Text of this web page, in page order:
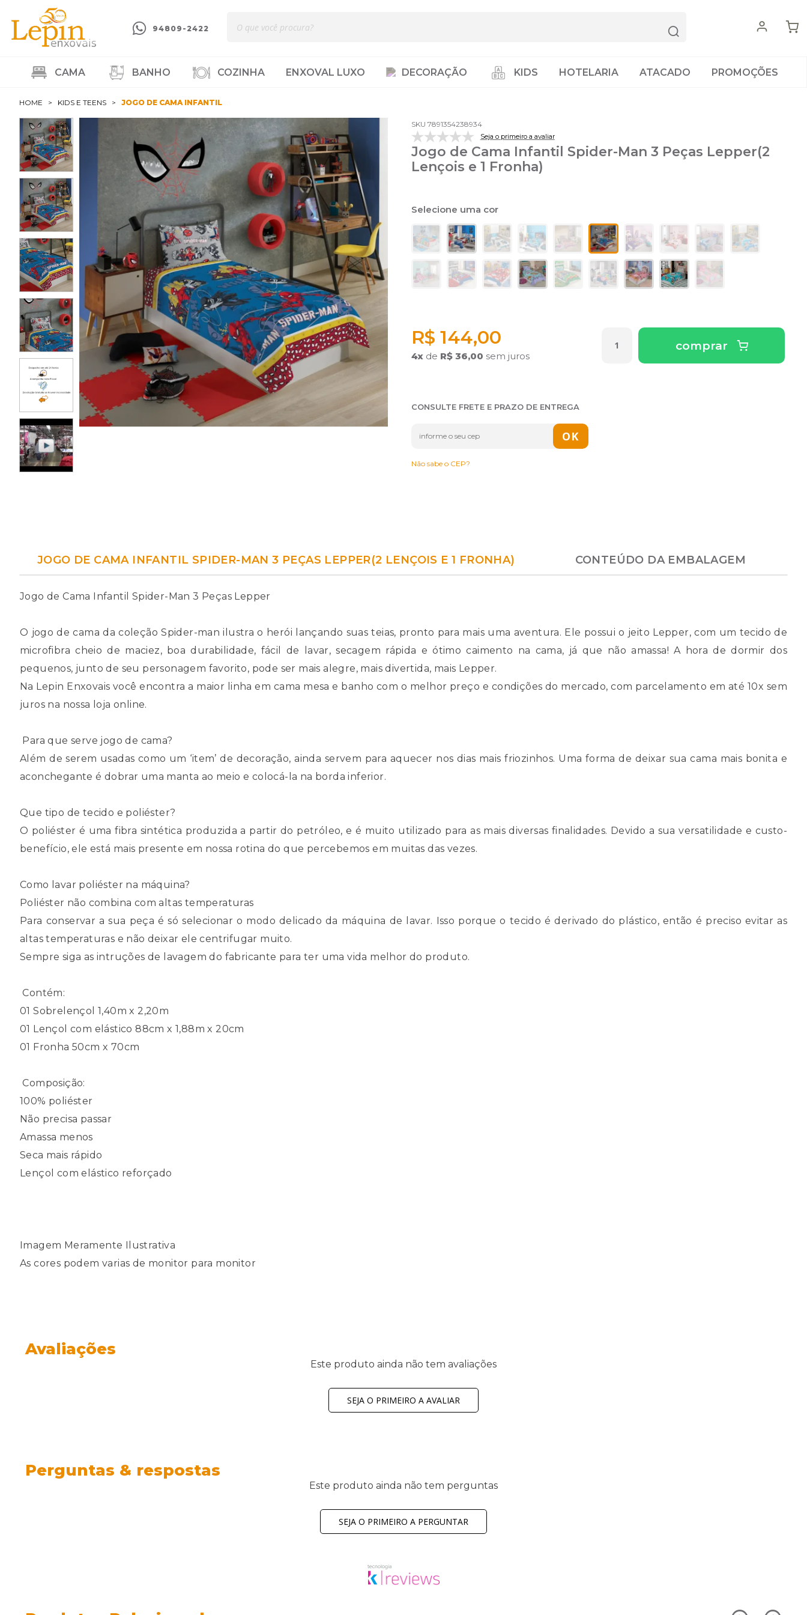
94809-2422
CAMA BANHO COZINHA ENXOVAL LUXO DECORAÇÃO KIDS HOTELARIA ATACADO PROMOÇÕES
HOME KIDS E TEENS JOGO DE CAMA INFANTIL
SKU 7891354238934
Seja o primeiro a avaliar
Jogo de Cama Infantil Spider-Man 3 Peças Lepper(2
Lençois e 1 Fronha)
R$ 144,00
4x de R$ 36,00 sem juros
comprar
CONSULTE FRETE E PRAZO DE ENTREGA
Não sabe o CEP?
JOGO DE CAMA INFANTIL SPIDER-MAN 3 PEÇAS LEPPER(2 LENÇOIS E 1 FRONHA) CONTEÚDO DA EMBALAGEM
Jogo de Cama Infantil Spider-Man 3 Peças Lepper
O jogo de cama da coleção Spider-man ilustra o herói lançando suas teias, pronto para mais uma aventura. Ele possui o jeito Lepper, com um tecido de
microfibra cheio de maciez, boa durabilidade, fácil de lavar, secagem rápida e ótimo caimento na cama, já que não amassa! A hora de dormir dos
pequenos, junto de seu personagem favorito, pode ser mais alegre, mais divertida, mais Lepper.
Na Lepin Enxovais você encontra a maior linha em cama mesa e banho com o melhor preço e condições do mercado, com parcelamento em até 10x sem
juros na nossa loja online.
Para que serve jogo de cama?
Além de serem usadas como um ‘item’ de decoração, ainda servem para aquecer nos dias mais friozinhos. Uma forma de deixar sua cama mais bonita e
aconchegante é dobrar uma manta ao meio e colocá-la na borda inferior.
Que tipo de tecido e poliéster?
O poliéster é uma fibra sintética produzida a partir do petróleo, e é muito utilizado para as mais diversas finalidades. Devido a sua versatilidade e custo-
benefício, ele está mais presente em nossa rotina do que percebemos em muitas das vezes.
Como lavar poliéster na máquina?
Poliéster não combina com altas temperaturas
Para conservar a sua peça é só selecionar o modo delicado da máquina de lavar. Isso porque o tecido é derivado do plástico, então é preciso evitar as
altas temperaturas e não deixar ele centrifugar muito.
Sempre siga as intruções de lavagem do fabricante para ter uma vida melhor do produto.
Contém:
01 Sobrelençol 1,40m x 2,20m
01 Lençol com elástico 88cm x 1,88m x 20cm
01 Fronha 50cm x 70cm
Composição:
100% poliéster
Não precisa passar
Amassa menos
Seca mais rápido
Lençol com elástico reforçado
Imagem Meramente Ilustrativa
As cores podem varias de monitor para monitor
Avaliações
Este produto ainda não tem avaliações
SEJA O PRIMEIRO A AVALIAR
Perguntas & respostas
Este produto ainda não tem perguntas
SEJA O PRIMEIRO A PERGUNTAR